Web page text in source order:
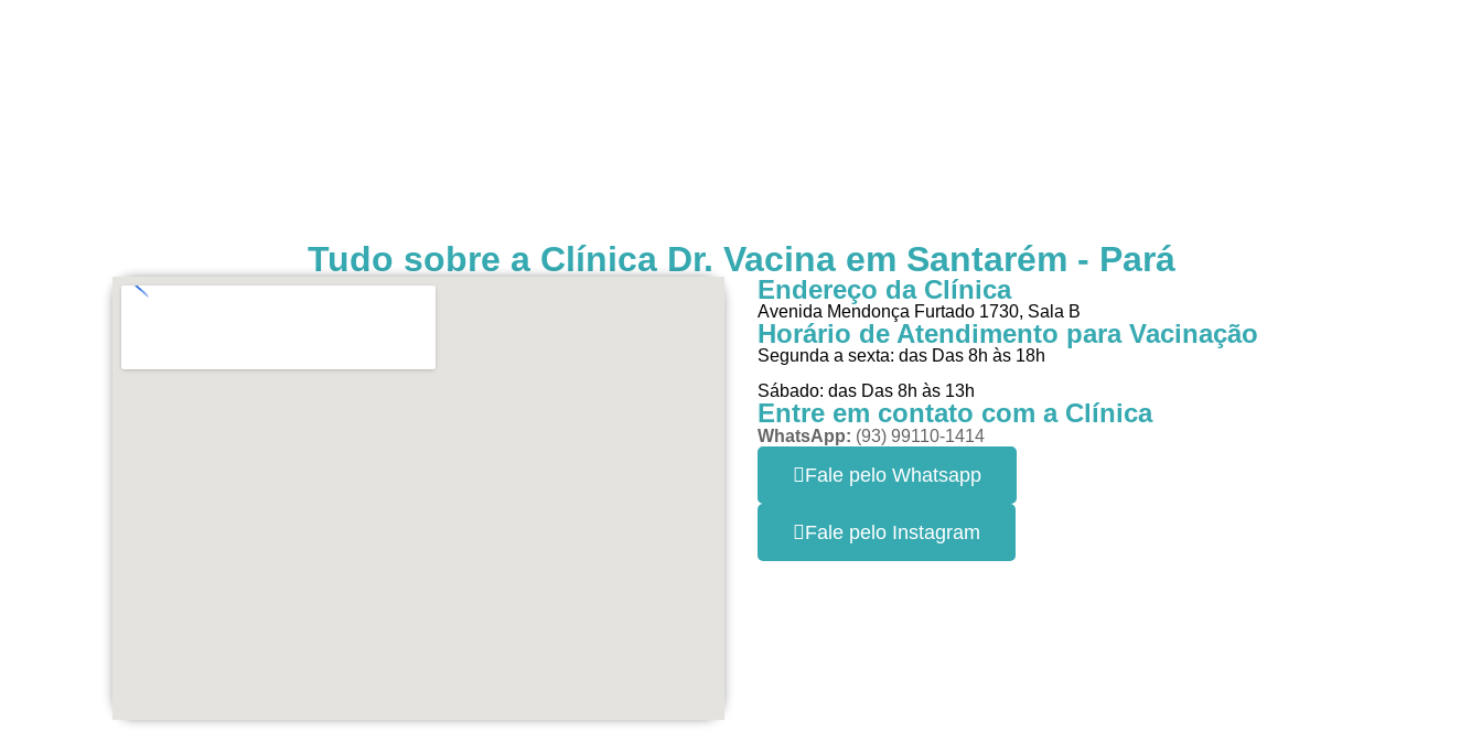
Tudo sobre a Clínica Dr. Vacina em Santarém - Pará
Endereço da Clínica
Avenida Mendonça Furtado 1730, Sala B
Horário de Atendimento para Vacinação
Segunda a sexta: das Das 8h às 18h
Sábado: das Das 8h às 13h
Entre em contato com a Clínica
WhatsApp: (93) 99110-1414
Fale pelo Whatsapp
Fale pelo Instagram